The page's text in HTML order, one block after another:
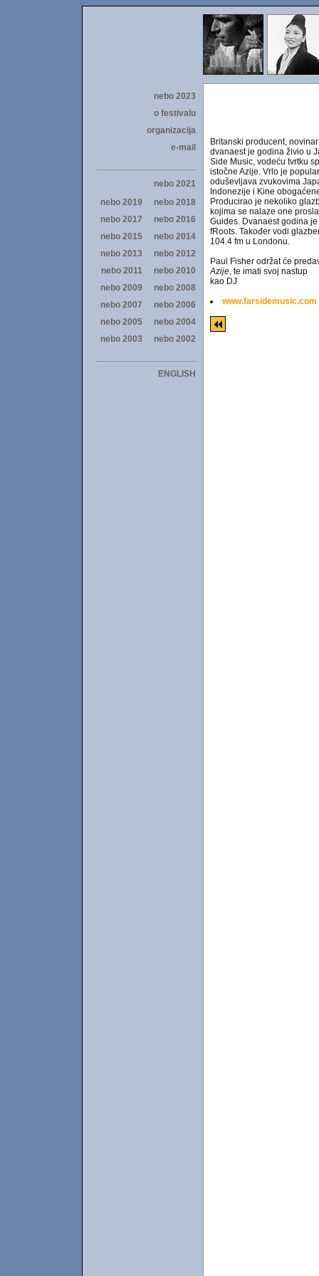
Britanski producent,
dvanaest je godina živio u
Side Music, vodeću tvrtku
istočne Azije. Vrlo je
oduševljava zvukovima
Indonezije i Kine
Producirao je nekoliko
kojima se nalaze one
Guides. Dvanaest godina
fRoots. Također vodi
104.4 fm u Londonu.
Paul Fisher održat će
Azije, te imati svoj nastup
kao DJ
www.farsidemusic.com